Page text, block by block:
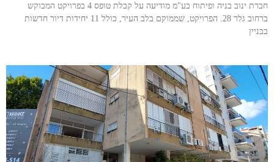
חברת ינוב בניה ופיתוח בע"מ מודיעה על קבלת טופס 4 בפרויקט המבוקש
ברחוב גלר 28. הפרויקט, שממוקם בלב העיר, כולל 11 יחידות דיור חדשות
בבניין